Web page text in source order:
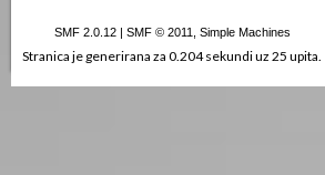
SMF 2.0.12| SMF © 2011 Simple Machines
Stranica je generirana za 0.204 sekundi uz 25 upita.